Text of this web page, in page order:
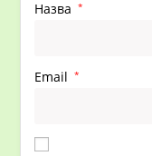
Назва *
Email *